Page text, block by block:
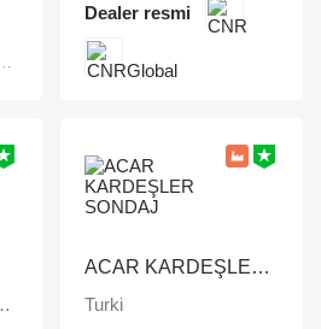
ulasan
Dealer resmi
SİNCAN
ACAR KARDEŞLER SONDAJ
Turki